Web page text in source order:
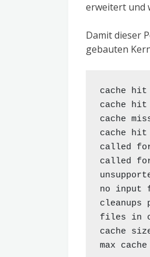
erweitert und
Damit dieser
gebauten
cache
cache
cache
cache
called
called
no
files in
cache